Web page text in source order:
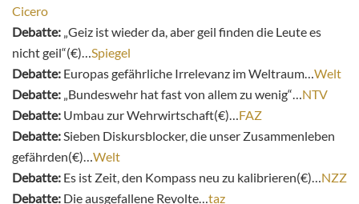
Cicero
Debatte: „Geiz ist wieder da, aber geil finden die Leute es
nicht geil“(€)…Spiegel
Debatte: Europas gefährliche Irrelevanz im Weltraum…Welt
Debatte: „Bundeswehr hat fast von allem zu wenig“…NTV
Debatte: Umbau zur Wehrwirtschaft(€)…FAZ
Debatte:Sieben Diskursblocker, die unser Zusammenleben
gefährden(€)…Welt
Debatte: Es ist Zeit, den Kompass neu zu kalibrieren(€)…NZZ
Debatte: Die ausgefallene Revolte…taz